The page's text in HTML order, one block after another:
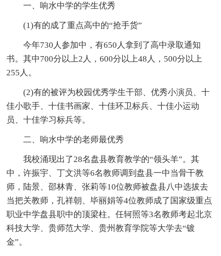
一、响水中学的学生优秀
(1)有的成了重点高中的“抢手货”
今年730人参加中，有650人拿到了高中录取通知
书。其中700分以上2人，600分以上48人，500分以上
255人。
(2)有的被评为校园优秀学生干部、优秀小演员、十
佳小歌手、十佳书画家、十佳环卫标兵、十佳小运动
员、十佳学习标兵等。
二、响水中学的老师最优秀
我校涌现出了28名盘县教育教学的“领头羊”。其
中，许振宇、丁文洪等6名教师调到盘县一中当骨干教
师，陆景、邵林青、张莉等10位教师被盘县八中选拔去
当把关教师，孔祥朝、毕丽娟等4位教师成了国家级重点
职业中学盘县职中的顶梁柱。任轲照等3名教师考起北京
科技大学、贵师范大学、贵州教育学院等大学去“镀
金”。